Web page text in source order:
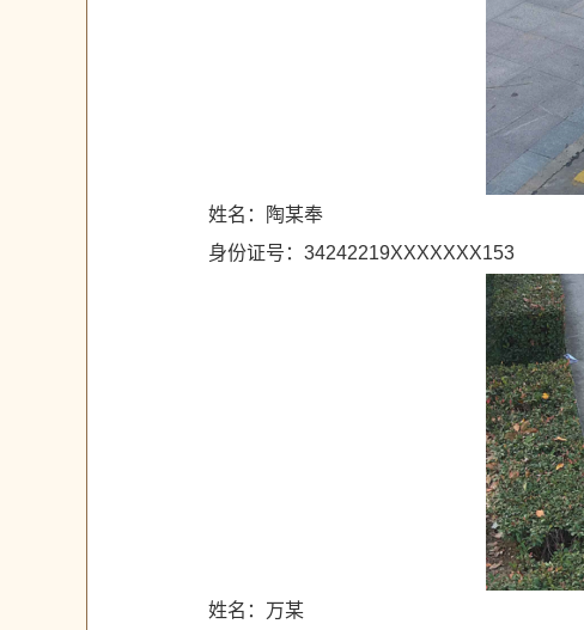
姓名：陶某奉
身份证号：34242219XXXXXXX153
姓名：万某